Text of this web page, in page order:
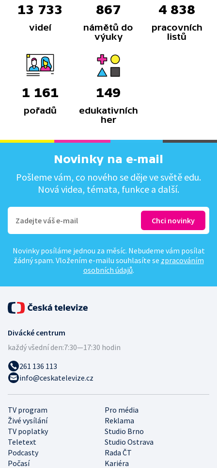
13 733
videí
867
námětů do
výuky
4 838
pracovních
listů
1 161
pořadů
149
edukativních
her
Novinky na e-mail
Pošleme vám, co nového se děje ve světě edu.
Nová videa, témata, funkce a další.
Novinky posíláme jednou za měsíc. Nebudeme vám posílat
žádný spam. Vložením e-mailu souhlasíte se zpracováním
osobních údajů.